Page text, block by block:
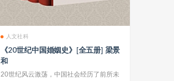
人文社科
《20世纪中国婚姻史》[全五册] 梁景
和
20世纪风云激荡，中国社会经历了前所未